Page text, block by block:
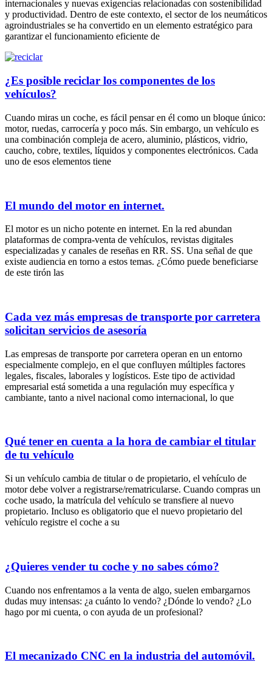
internacionales y nuevas exigencias relacionadas con sostenibilidad
y productividad. Dentro de este contexto, el sector de los neumáticos
agroindustriales se ha convertido en un elemento estratégico para
garantizar el funcionamiento eficiente de
¿Es posible reciclar los componentes de los
vehículos?
Cuando miras un coche, es fácil pensar en él como un bloque único:
motor, ruedas, carrocería y poco más. Sin embargo, un vehículo es
una combinación compleja de acero, aluminio, plásticos, vidrio,
caucho, cobre, textiles, líquidos y componentes electrónicos. Cada
uno de esos elementos tiene
El mundo del motor en internet.
El motor es un nicho potente en internet. En la red abundan
plataformas de compra-venta de vehículos, revistas digitales
especializadas y canales de reseñas en RR. SS. Una señal de que
existe audiencia en torno a estos temas. ¿Cómo puede beneficiarse
de este tirón las
Cada vez más empresas de transporte por carretera
solicitan servicios de asesoría
Las empresas de transporte por carretera operan en un entorno
especialmente complejo, en el que confluyen múltiples factores
legales, fiscales, laborales y logísticos. Este tipo de actividad
empresarial está sometida a una regulación muy específica y
cambiante, tanto a nivel nacional como internacional, lo que
Qué tener en cuenta a la hora de cambiar el titular
de tu vehículo
Si un vehículo cambia de titular o de propietario, el vehículo de
motor debe volver a registrarse/rematricularse. Cuando compras un
coche usado, la matrícula del vehículo se transfiere al nuevo
propietario. Incluso es obligatorio que el nuevo propietario del
vehículo registre el coche a su
¿Quieres vender tu coche y no sabes cómo?
Cuando nos enfrentamos a la venta de algo, suelen embargarnos
dudas muy intensas: ¿a cuánto lo vendo? ¿Dónde lo vendo? ¿Lo
hago por mi cuenta, o con ayuda de un profesional?
El mecanizado CNC en la industria del automóvil.